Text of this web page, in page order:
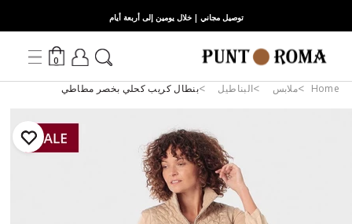
توصيل مجاني | خلال يومين إلى أربعة أيام
0
Home ملابس البناطيل بنطال كريب كحلي بخصر مطاطي